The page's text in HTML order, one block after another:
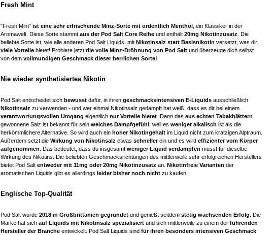
Fresh Mint
"Fresh Mint" ist eine sehr erfrischende Minz-Sorte mit ordentlich Menthol , ein Klassiker in der
Aromawelt. Diese Sorte stammt aus der Pod Salt Core Reihe und enthält 20mg Nikotinzusatz . Die
beliebte Sorte ist, wie alle anderen Pod Salt Liquids, mit Nikotinsalz statt Basisnikotin versetzt, was dir
viele Vorteile bietet! Probiere jetzt die volle Minz-Dröhnung von Pod Salt und überzeuge dich selbst
von dem vollmundigen Geschmack dieser herrlichen Sorte!
Nie wieder synthetisiertes Nikotin
Pod Salt entscheidet sich bewusst dafür, in ihren geschmacksintensiven E-Liquids ausschließlich
Nikotinsalz zu verwenden - und wer einmal Nikotinsalz gedampft hat weiß, dass es dir bei einem
verantwortungsvollen Umgang eigentlich nur Vorteile bietet . Denn das aus echten Tabakblättern
gewonnene Salz ist bekannt für sein weiches Dampfgefühl , weil es weniger alkalisch ist als die
herkömmlichere Alternative. So wird auch ein hoher Nikotingehalt im Liquid nicht zum kratzigen Alptraum.
Außerdem setzt die Wirkung von Nikotinsalz etwas schnellerein und es wird effizienter vom Körper
aufgenommen . Das bedeutet, dass du insgesamt weniger Liquid verdampfen musst für dieselbe
Wirkung des Nikotins. Die beliebten Geschmacksrichtungen des mittlerweile sehr erfolgreichen Herstellers
bietet Pod Salt entweder mit 11mg oder 20mg Nikotinzusatz an. Nikotinfreie Varianten der
aromatischen Liquids gibt es allerdings leider bisher noch nicht zu kaufen.
Englische Top-Qualität
Pod Salt wurde 2018 in Großbrittanien gegründet und genießt seitdem stetig wachsenden Erfolg . Die
Marke hat sich auf Liquids mit Nikotinsalz spezialisiert und sich mittlerweile zu einem der führenden
Hersteller der Branche entwickelt. Pod Salt Liquids sind für ihren besonders intensiven Geschmack